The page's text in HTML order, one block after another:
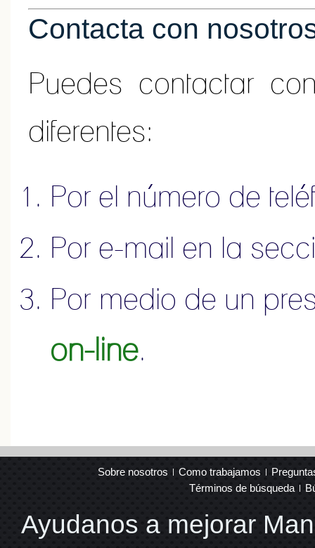
Contacta con
Puedes contactar
diferentes:
Por el número de
Por e-mail en la
Por medio de un
on-line.
Sobre nosotros Como trabajamos
Términos de búsqueda
Ayudanos a mejorar